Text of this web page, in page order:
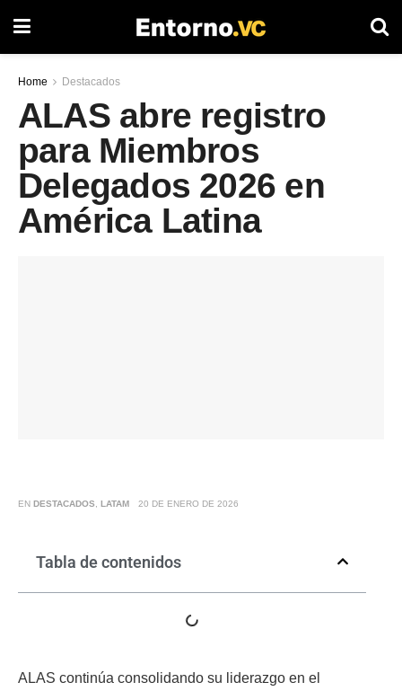
Home Destacados
ALAS abre registro
para Miembros
Delegados 2026 en
América Latina
EN DESTACADOS LATAM 20 DE ENERO DE 2026
Tabla de contenidos
ALAS continúa consolidando su liderazgo en el